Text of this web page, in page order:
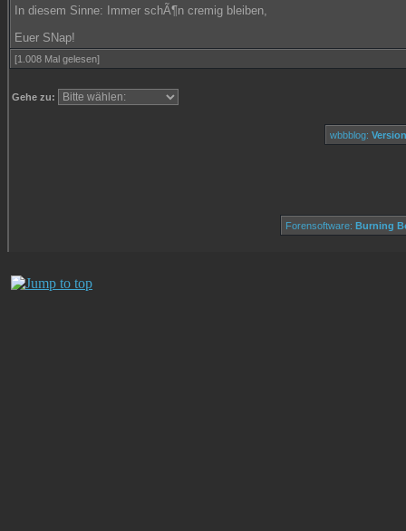
In diesem Sinne: Immer schÃ¶n cremig bleiben,
Euer SNap!
[1.008 Mal gelesen]
Gehe zu:
wbbblog:
Forensoftware: Burning